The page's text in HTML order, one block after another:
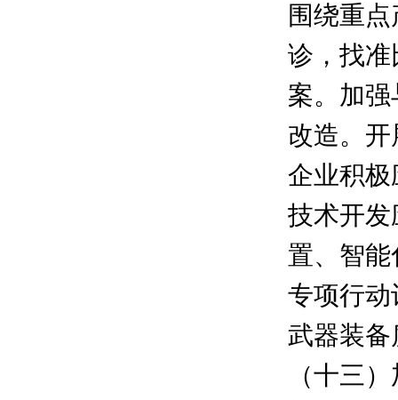
围绕重
诊，找
案。加
改造。
企业积
技术开
置、智
专项行
武器装
（十三